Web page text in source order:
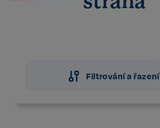
Filtrování a řazení